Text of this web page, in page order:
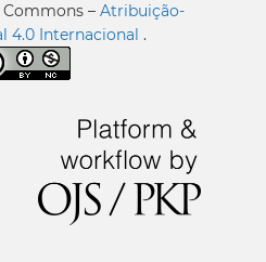
– Atribuição-
4.0 Internacional .